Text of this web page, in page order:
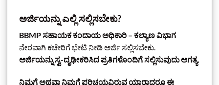
ಅರ್ಜಿಯನ್ನು ಎಲ್ಲಿ ಸಲ್ಲಿಸಬೇಕು?
BBMP ಸಹಾಯಕ ಕಂದಾಯ ಅಧಿಕಾರಿ – ಕಲ್ಯಾಣ ವಿಭಾಗ
ನೇರವಾಗಿ ಕಚೇರಿಗೆ ಭೇಟಿ ನೀಡಿ ಅರ್ಜಿ ಸಲ್ಲಿಸಬೇಕು.
ಅರ್ಜಿಯನ್ನು ಸ್ವ-ದೃಢೀಕರಿಸಿದ ಪ್ರತಿಗಳೊಂದಿಗೆ ಸಲ್ಲಿಸುವುದು ಅಗತ್ಯ.
ನಿಮಗೆ ಅಥವಾ ನಿಮಗೆ ಪರಿಚಯವಿರುವ ಯಾರಾದರೂ ಈ